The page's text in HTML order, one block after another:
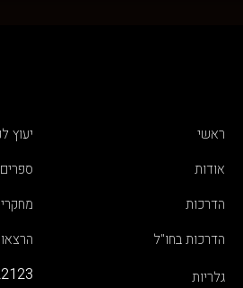
ראשי
אודות
הדרכות
הדרכות בחו"ל
יעוץ
ספרים
גלריות